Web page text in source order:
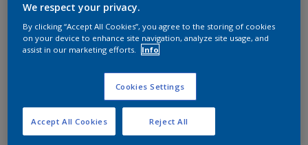
Quantité Calculateur de peinture
Calculer
Ajouter à la liste d’achats
We respect your privacy.
By clicking “Accept All Cookies”, you agree to the storing of cookies
on your device to enhance site navigation, analyze site usage, and
assist in our marketing efforts.
Info
Cookies Settings
Reject All
Accept All Cookies